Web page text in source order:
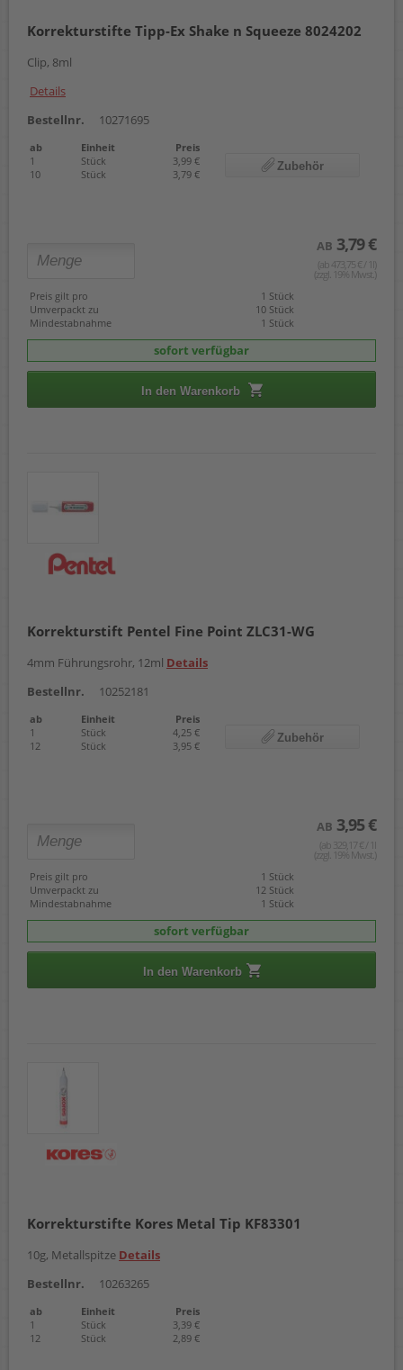
Korrekturstifte Tipp-Ex Shake n Squeeze 8024202
Clip, 8ml
Details
Bestellnr.
10271695
ab Einheit
Preis
1
Stück
3,99 €
10
Stück 3,79 €
Zubehör
AB 3,79 €
(ab 473,75 € / 1l)
(zzgl. 19% Mwst.)
Preis gilt pro
1 Stück
Umverpackt zu
10 Stück
Mindestabnahme
1 Stück
sofort verfügbar
In den Warenkorb
Korrekturstift Pentel Fine Point ZLC31-WG
4mm Führungsrohr, 12ml Details
Bestellnr.
10252181
ab Einheit
Preis
1
Stück
4,25 €
12
Stück 3,95 €
Zubehör
AB 3,95 €
(ab 329,17 € / 1l
(zzgl. 19% Mwst.)
Preis gilt pro
1 Stück
Umverpackt zu
12 Stück
Mindestabnahme
1 Stück
sofort verfügbar
In den Warenkorb
Korrekturstifte Kores Metal Tip KF83301
10g, Metallspitze Details
Bestellnr.
10263265
ab Einheit
Preis
1
Stück
3,39 €
12
Stück 2,89 €